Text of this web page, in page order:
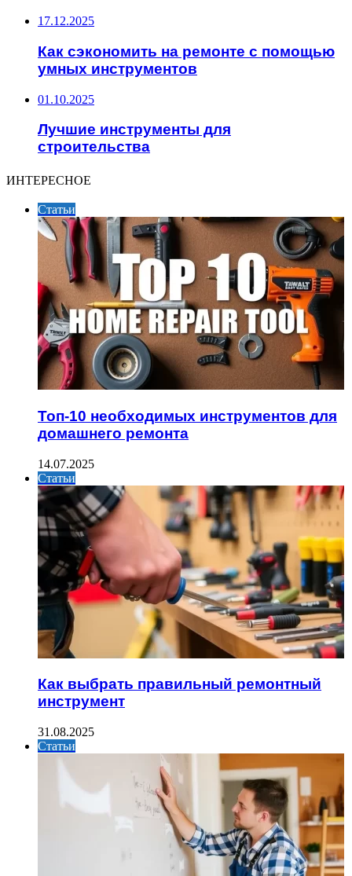
17.12.2025
Как сэкономить на ремонте с помощью
умных инструментов
01.10.2025
Лучшие инструменты для
строительства
ИНТЕРЕСНОЕ
Статьи
Топ-10 необходимых инструментов для
домашнего ремонта
14.07.2025
Статьи
Как выбрать правильный ремонтный
инструмент
31.08.2025
Статьи